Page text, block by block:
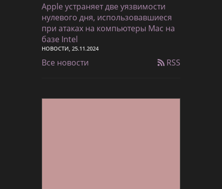
Apple устраняет две уязвимости
нулевого дня, использовавшиеся
при атаках на компьютеры Mac на
базе Intel
НОВОСТИ, 25.11.2024
Все новости RSS